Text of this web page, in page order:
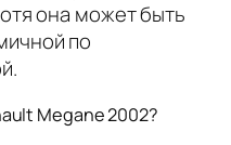
она может быть
по
Megane 2002?